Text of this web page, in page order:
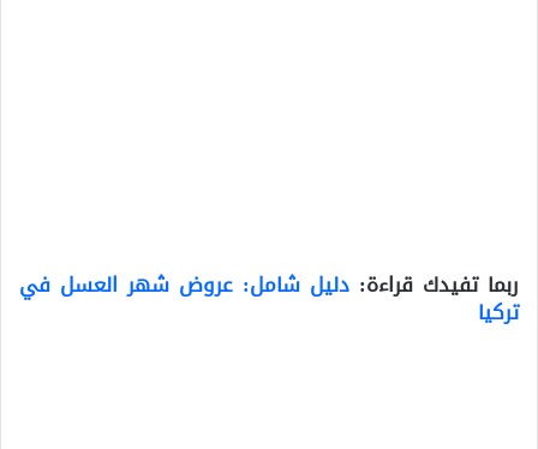
ربما تفيدك قراءة: دليل شامل: عروض شهر العسل في
تركيا